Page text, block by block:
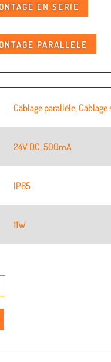
EN SERIE
PARALLELE
Câblage parallèle, Câblage
24V DC,500mA
IP65
11W